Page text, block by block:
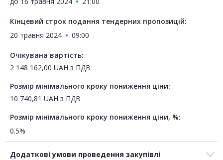
Кінцевий строк подання тендерних пропозицій:
20 травня 2024
09:00
Очікувана вартість:
2 148 162,00 UAH з ПДВ
Розмір мінімального кроку пониження ціни:
10 740,81 UAH з ПДВ
Розмір мінімального кроку пониження ціни, %:
0.5%
Додаткові умови проведення закупівлі